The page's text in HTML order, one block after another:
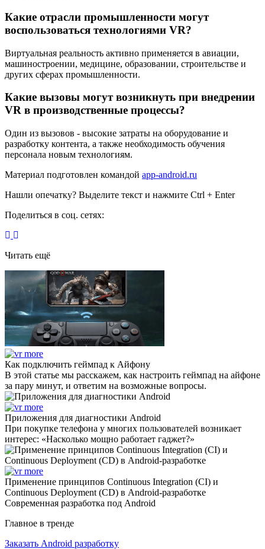
Какие отрасли промышленности могут
воспользоваться технологиями VR?
Виртуальная реальность активно применяется в авиации,
машиностроении, медицине, образовании, строительстве и
других сферах промышленности.
Какие вызовы могут возникнуть при внедрении
VR в производственные процессы?
Один из вызовов - высокие затраты на оборудование и
разработку контента, а также необходимость обучения
персонала новым технологиям.
Материал подготовлен командой app-android.ru
Нашли опечатку? Выделите текст и нажмите Ctrl + Enter
Поделиться в соц. сетях:
Читать ещё
Как подключить геймпад к Айфону
В этой статье мы расскажем, как настроить геймпад на айфоне
за пару минут, и ответим на возможные вопросы.
Приложения для диагностики Android
При покупке телефона у многих пользователей возникает
интерес: «Насколько мощно работает гаджет?»
Применение принципов Continuous Integration (CI) и
Continuous Deployment (CD) в Android-разработке
Современная разработка под Android
Главное в тренде
Заказать Android разработку